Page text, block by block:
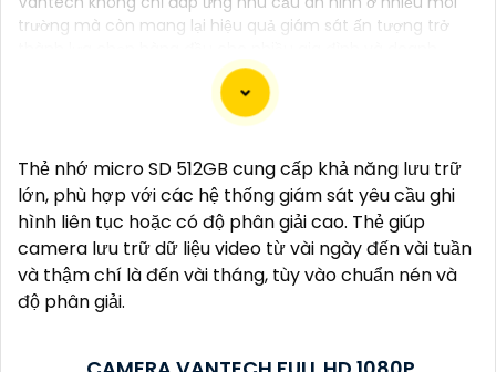
trường mà còn mang lại hiệu quả giám sát ấn tượng trở
Đây là một mẫu camera 2.0MP FULL HD rất tốt mà
bạn có thể sử dụng để giám sát và bảo vệ nhà cửa
hoặc cơ sở kinh doanh của mình. Camera này cung
cấp hình ảnh sắc nét, chất lượng cao và có khả
năng quan sát trong đêm thông qua công nghệ
Thẻ nhớ micro SD 512GB cung cấp khả năng lưu trữ
lớn, phù hợp với các hệ thống giám sát yêu cầu ghi
hình liên tục hoặc có độ phân giải cao. Thẻ giúp
camera lưu trữ dữ liệu video từ vài ngày đến vài tuần
và thậm chí là đến vài tháng, tùy vào chuẩn nén và
độ phân giải.